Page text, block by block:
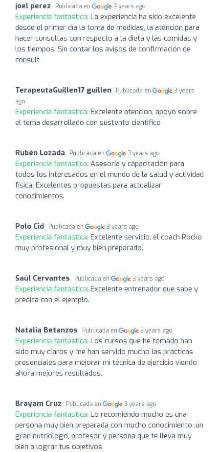
joel perez Publicada en 3 years ago
Experiencia fantástica: La experiencia ha sido excelente
desde el primer día la toma de medidas, la atención para
hacer consultas con respecto a la dieta y las comidas y
los tiempos. Sin contar los avisos de confirmación de
consult
TerapeutaGuillen17 guillen Publicada en
3 years
ago
Experiencia fantástica: Excelente atencion, apoyo sobre
el tema desarrollado con sustento cientifico
Rubén Lozada Publicada en 3 years ago
Experiencia fantástica: Asesoría y capacitación para
todos los interesados en el mundo de la salud y actividad
física. Excelentes propuestas para actualizar
conocimientos.
Polo Cid Publicada en 3 years ago
Experiencia fantástica: Excelente servicio, el coach Rocko
muy profesional y muy bien preparado.
Saúl Cervantes Publicada en 3 years ago
Experiencia fantástica: Excelente entrenador que sabe y
predica con el ejemplo.
Natalia Betanzos Publicada en 3 years ago
Experiencia fantástica: Los cursos que he tomado han
sido muy claros y me han servido mucho las prácticas
presenciales para mejorar mi técnica de ejercicio viendo
ahora mejores resultados.
Brayam Cruz Publicada en 3 years ago
Experiencia fantástica: Lo recomiendo mucho es una
persona muy bien preparada con mucho conocimiento ,un
gran nutriologo, profesor y persona que te lleva muy
bien a lograr tus objetivos